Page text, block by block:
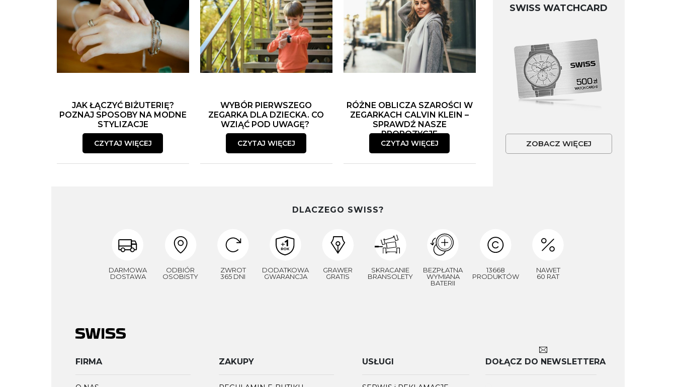
JAK ŁĄCZYĆ BIŻUTERIĘ?
POZNAJ SPOSOBY NA MODNE
STYLIZACJE
CZYTAJ WIĘCEJ
WYBÓR PIERWSZEGO
ZEGARKA DLA DZIECKA. CO
WZIĄĆ POD UWAGĘ?
CZYTAJ WIĘCEJ
RÓŻNE OBLICZA SZAROŚCI W
ZEGARKACH CALVIN KLEIN –
SPRAWDŹ NASZE
PROPOZYCJE
CZYTAJ WIĘCEJ
SWISS WATCHCARD
ZOBACZ WIĘCEJ
DLACZEGO SWISS?
DARMOWA
DOSTAWA
ODBIÓR
OSOBISTY
ZWROT
365 DNI
DODATKOWA
GWARANCJA
GRAWER
GRATIS
SKRACANIE
BRANSOLETY
BEZPŁATNA
WYMIANA
BATERII
13668
PRODUKTÓW
NAWET
60 RAT
FIRMA ZAKUPY USŁUGI DOŁĄCZ DO NEWSLETTERA